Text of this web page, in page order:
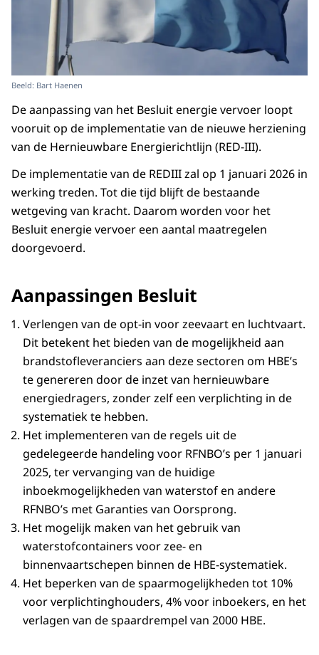
Beeld: Bart Haenen
De aanpassing van het Besluit energie vervoer loopt
vooruit op de implementatie van de nieuwe herziening
van de Hernieuwbare Energierichtlijn (RED-III).
De implementatie van de REDIII zal op 1 januari 2026 in
werking treden. Tot die tijd blijft de bestaande
wetgeving van kracht. Daarom worden voor het
Besluit energie vervoer een aantal maatregelen
doorgevoerd.
Aanpassingen Besluit
Verlengen van de opt-in voor zeevaart en luchtvaart.
Dit betekent het bieden van de mogelijkheid aan
brandstofleveranciers aan deze sectoren om HBE’s
te genereren door de inzet van hernieuwbare
energiedragers, zonder zelf een verplichting in de
systematiek te hebben.
Het implementeren van de regels uit de
gedelegeerde handeling voor RFNBO’s per 1 januari
2025, ter vervanging van de huidige
inboekmogelijkheden van waterstof en andere
RFNBO’s met Garanties van Oorsprong.
Het mogelijk maken van het gebruik van
waterstofcontainers voor zee- en
binnenvaartschepen binnen de HBE-systematiek.
Het beperken van de spaarmogelijkheden tot 10%
voor verplichtinghouders, 4% voor inboekers, en het
verlagen van de spaardrempel van 2000 HBE.